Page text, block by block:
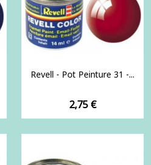
Revell - Pot Peinture 31 -...
Prix
2,75 €